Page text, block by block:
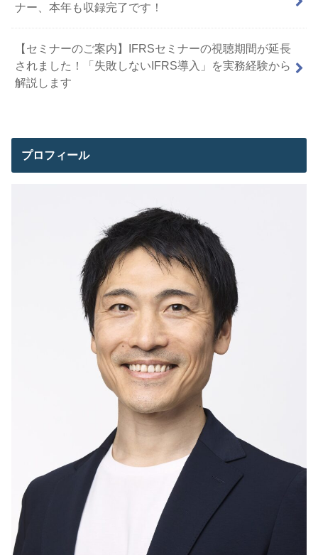
ナー、本年も収録完了です！
【セミナーのご案内】IFRSセミナーの視聴期間が延長
されました！「失敗しないIFRS導入」を実務経験から
解説します
プロフィール